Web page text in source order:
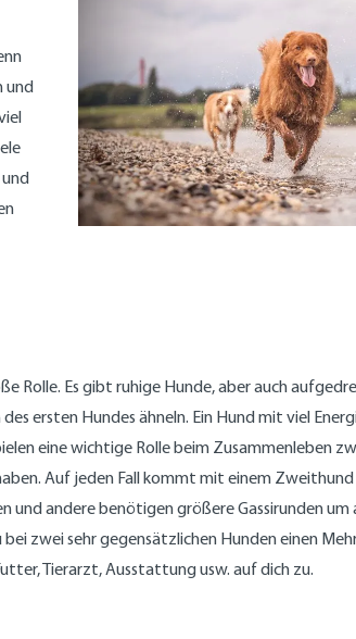
und
Rolle. Es gibt ruhige Hunde, aber auch
ersten Hundes ähneln. Ein Hund mit viel
eine wichtige Rolle beim Zusammenleben
Auf jeden Fall kommt mit einem
und andere benötigen größere Gassirunden um
zwei sehr gegensätzlichen Hunden einen
Tierarzt, Ausstattung usw. auf dich zu.